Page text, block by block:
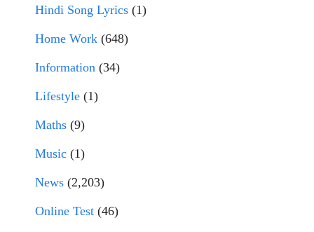
Hindi Song Lyrics (1)
Home Work (648)
Information (34)
Lifestyle (1)
Maths (9)
Music (1)
News (2,203)
Online Test (46)